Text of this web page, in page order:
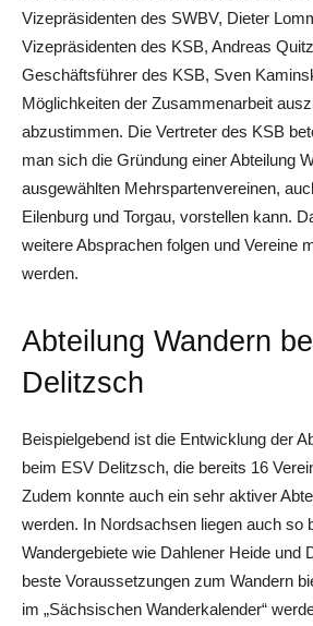
Vizepräsidenten des SWBV, Dieter
Vizepräsidenten des KSB, Andreas
Geschäftsführer des KSB, Sven
Möglichkeiten der Zusammenarbeit
abzustimmen. Die Vertreter des KSB
man sich die Gründung einer Abteilung
ausgewählten Mehrspartenvereinen,
Eilenburg und Torgau, vorstellen kann.
weitere Absprachen folgen und Vereine
werden.
Abteilung Wandern
Delitzsch
Beispielgebend ist die Entwicklung der
beim ESV Delitzsch, die bereits 16
Zudem konnte auch ein sehr aktiver
werden. In Nordsachsen liegen auch so
Wandergebiete wie Dahlener Heide und
beste Voraussetzungen zum Wandern
im „Sächsischen Wanderkalender“